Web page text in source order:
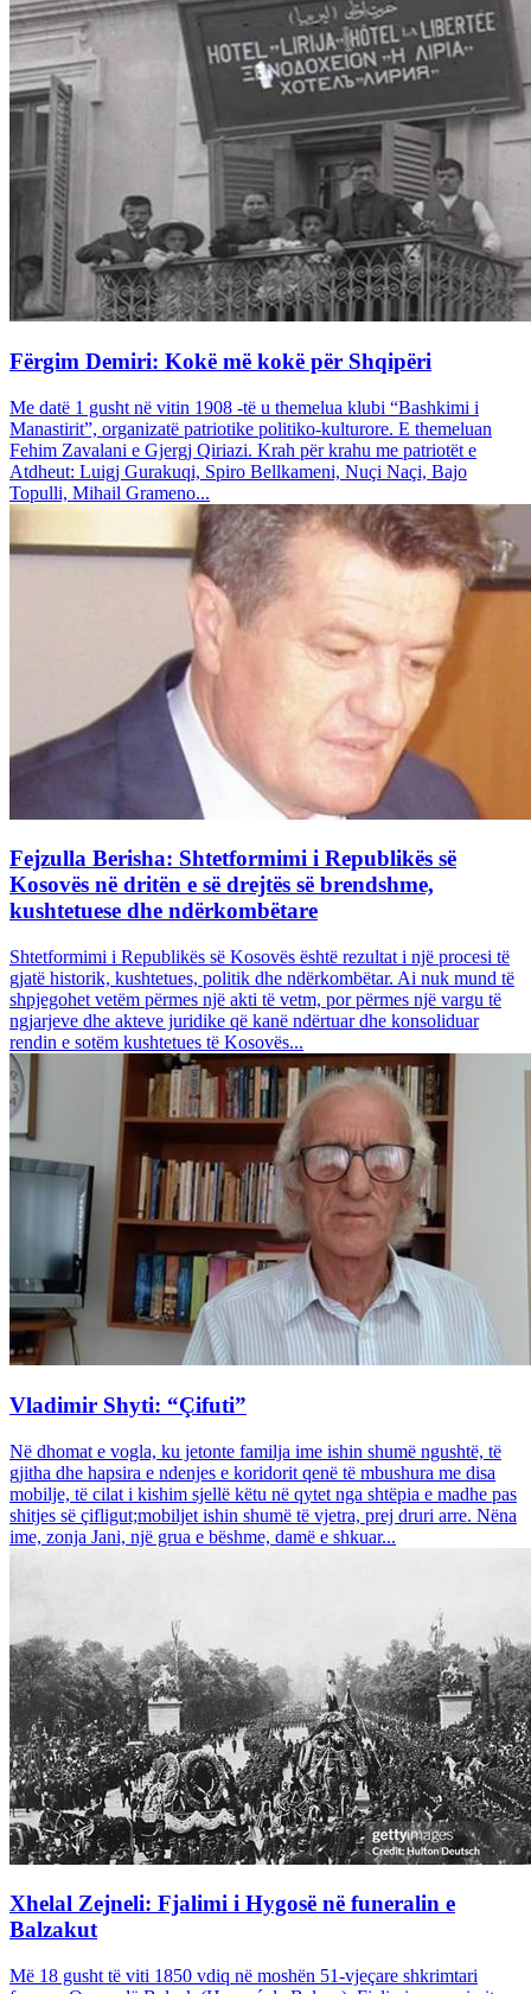
Fërgim Demiri: Kokë më kokë për Shqipëri
Me datë 1 gusht në vitin 1908 -të u themelua klubi “Bashkimi i
Manastirit”, organizatë patriotike politiko-kulturore. E themeluan
Fehim Zavalani e Gjergj Qiriazi. Krah për krahu me patriotët e
Atdheut: Luigj Gurakuqi, Spiro Bellkameni, Nuçi Naçi, Bajo
Topulli, Mihail Grameno...
Fejzulla Berisha: Shtetformimi i Republikës së
Kosovës në dritën e së drejtës së brendshme,
kushtetuese dhe ndërkombëtare
Shtetformimi i Republikës së Kosovës është rezultat i një procesi të
gjatë historik, kushtetues, politik dhe ndërkombëtar. Ai nuk mund të
shpjegohet vetëm përmes një akti të vetm, por përmes një vargu të
ngjarjeve dhe akteve juridike që kanë ndërtuar dhe konsoliduar
rendin e sotëm kushtetues të Kosovës...
Vladimir Shyti: “Çifuti”
Në dhomat e vogla, ku jetonte familja ime ishin shumë ngushtë, të
gjitha dhe hapsira e ndenjes e koridorit qenë të mbushura me disa
mobilje, të cilat i kishim sjellë këtu në qytet nga shtëpia e madhe pas
shitjes së çifligut;mobiljet ishin shumë të vjetra, prej druri arre. Nëna
ime, zonja Jani, një grua e bëshme, damë e shkuar...
Xhelal Zejneli: Fjalimi i Hygosë në funeralin e
Balzakut
Më 18 gusht të viti 1850 vdiq në moshën 51-vjeçare shkrimtari